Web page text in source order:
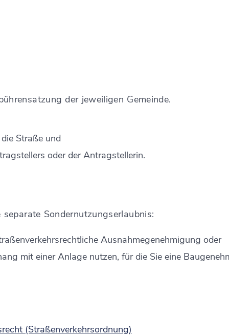
der jeweiligen Gemeinde.
Straße und
oder der Antragstellerin.
Sondernutzungserlaubnis:
Ausnahmegenehmigung oder
mit einer Anlage nutzen, für die Sie eine
(Straßenverkehrsordnung)